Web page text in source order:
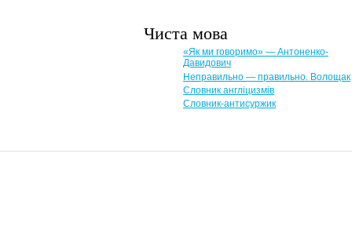
Чиста мова
«Як ми говоримо» — Антоненко-
Давидович
Неправильно — правильно. Волощак
Словник англіцизмів
Словник-антисуржик